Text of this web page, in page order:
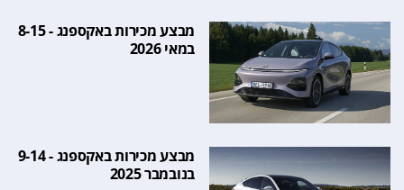
מבצע מכירות באקספנג - 8-15
במאי 2026
מבצע מכירות באקספנג - 9-14
בנובמבר 2025